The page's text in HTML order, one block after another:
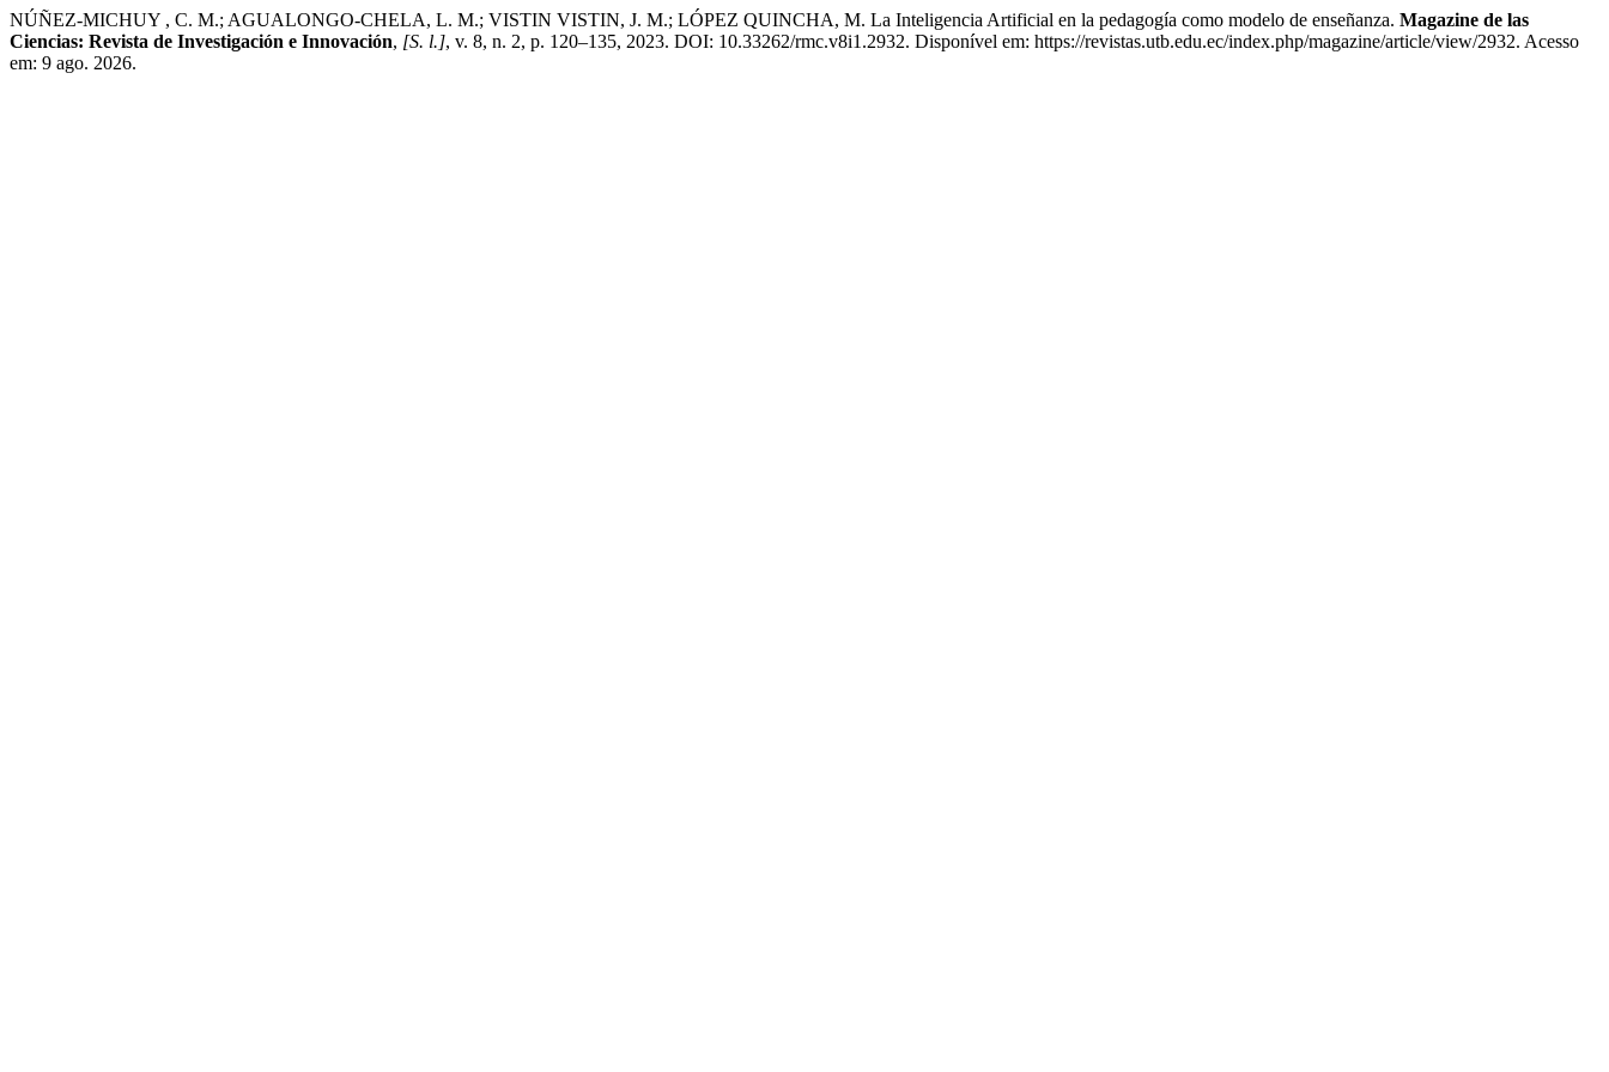
NÚÑEZ-MICHUY , C. M.; AGUALONGO-CHELA, L. M.; VISTIN VISTIN, J. M.; LÓPEZ QUINCHA, M. La Inteligencia Artificial en la pedagogía como modelo de enseñanza. Magazine de las
Ciencias: Revista de Investigación e Innovación, [S. l.], v. 8, n. 2, p. 120–135, 2023. DOI: 10.33262/rmc.v8i1.2932. Disponível em: https://revistas.utb.edu.ec/index.php/magazine/article/view/2932. Acesso
em: 9 ago. 2026.